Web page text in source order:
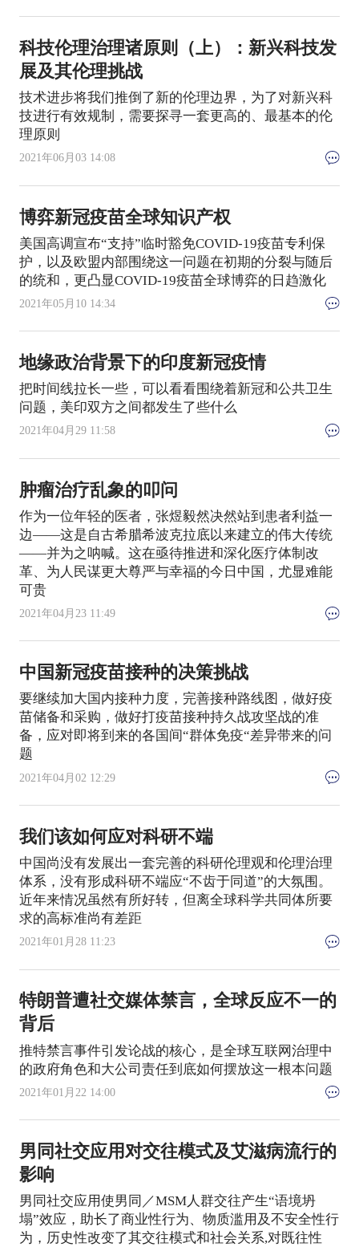
科技伦理治理诸原则（上）：新兴科技发
展及其伦理挑战
技术进步将我们推倒了新的伦理边界，为了对新兴科
技进行有效规制，需要探寻一套更高的、最基本的伦
理原则
2021年06月03 14:08
博弈新冠疫苗全球知识产权
美国高调宣布“支持”临时豁免COVID-19疫苗专利保
护，以及欧盟内部围绕这一问题在初期的分裂与随后
的统和，更凸显COVID-19疫苗全球博弈的日趋激化
2021年05月10 14:34
地缘政治背景下的印度新冠疫情
把时间线拉长一些，可以看看围绕着新冠和公共卫生
问题，美印双方之间都发生了些什么
2021年04月29 11:58
肿瘤治疗乱象的叩问
作为一位年轻的医者，张煜毅然决然站到患者利益一
边——这是自古希腊希波克拉底以来建立的伟大传统
——并为之呐喊。这在亟待推进和深化医疗体制改
革、为人民谋更大尊严与幸福的今日中国，尤显难能
可贵
2021年04月23 11:49
中国新冠疫苗接种的决策挑战
要继续加大国内接种力度，完善接种路线图，做好疫
苗储备和采购，做好打疫苗接种持久战攻坚战的准
备，应对即将到来的各国间“群体免疫“差异带来的问
题
2021年04月02 12:29
我们该如何应对科研不端
中国尚没有发展出一套完善的科研伦理观和伦理治理
体系，没有形成科研不端应“不齿于同道”的大氛围。
近年来情况虽然有所好转，但离全球科学共同体所要
求的高标准尚有差距
2021年01月28 11:23
特朗普遭社交媒体禁言，全球反应不一的
背后
推特禁言事件引发论战的核心，是全球互联网治理中
的政府角色和大公司责任到底如何摆放这一根本问题
2021年01月22 14:00
男同社交应用对交往模式及艾滋病流行的
影响
男同社交应用使男同／MSM人群交往产生“语境坍
塌”效应，助长了商业性行为、物质滥用及不安全性行
为，历史性改变了其交往模式和社会关系,对既往性